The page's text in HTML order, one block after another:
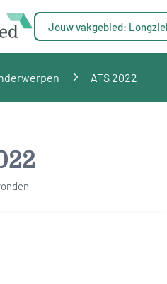
Jouw vakgebied:
ATS 2022